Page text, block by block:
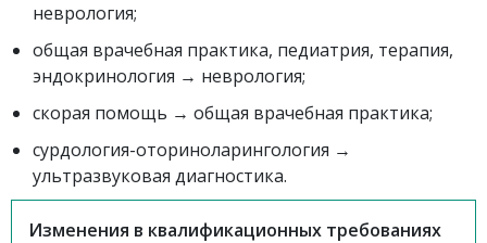
неврология;
общая врачебная практика, педиатрия, терапия,
эндокринология → неврология;
скорая помощь → общая врачебная практика;
сурдология-оториноларингология →
ультразвуковая диагностика.
Изменения в квалификационных требованиях